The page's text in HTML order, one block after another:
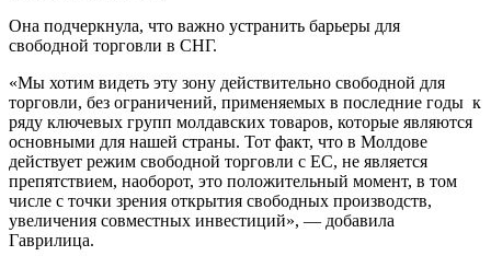
Она подчеркнула, что важно устранить барьеры для
свободной торговли в СНГ.
«Мы хотим видеть эту зону действительно свободной для
торговли, без ограничений, применяемых в последние годы к
ряду ключевых групп молдавских товаров, которые являются
основными для нашей страны. Тот факт, что в Молдове
действует режим свободной торговли с ЕС, не является
препятствием, наоборот, это положительный момент, в том
числе с точки зрения открытия свободных производств,
увеличения совместных инвестиций», — добавила
Гаврилица.